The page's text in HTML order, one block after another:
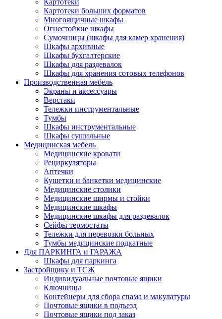
Картотеки
Картотеки больших форматов
Многоящичные шкафы
Огнестойкие шкафы
Сумочницы (шкафы для камер хранения)
Шкафы архивные
Шкафы бухгалтерские
Шкафы для раздевалок
Шкафы для хранения сотовых телефонов
Производственная мебель
Экраны и аксессуары
Верстаки
Тележки инструментальные
Тумбы
Шкафы инструментальные
Шкафы сушильные
Медицинская мебель
Медицинские кровати
Рециркуляторы
Аптечки
Кушетки и банкетки медицинские
Медицинские столики
Медицинские ширмы и стойки
Медицинские шкафы
Медицинские шкафы для раздевалок
Сейфы термостаты
Тележки для перевозки больных
Тумбы медицинские подкатные
Для ПАРКИНГА и ГАРАЖА
Шкафы для паркинга
Застройщику и ТСЖ
Индивидуальные почтовые ящики
Ключницы
Контейнеры для сбора спама и макулатуры
Почтовые ящики в подъезд
Почтовые ящики под заказ